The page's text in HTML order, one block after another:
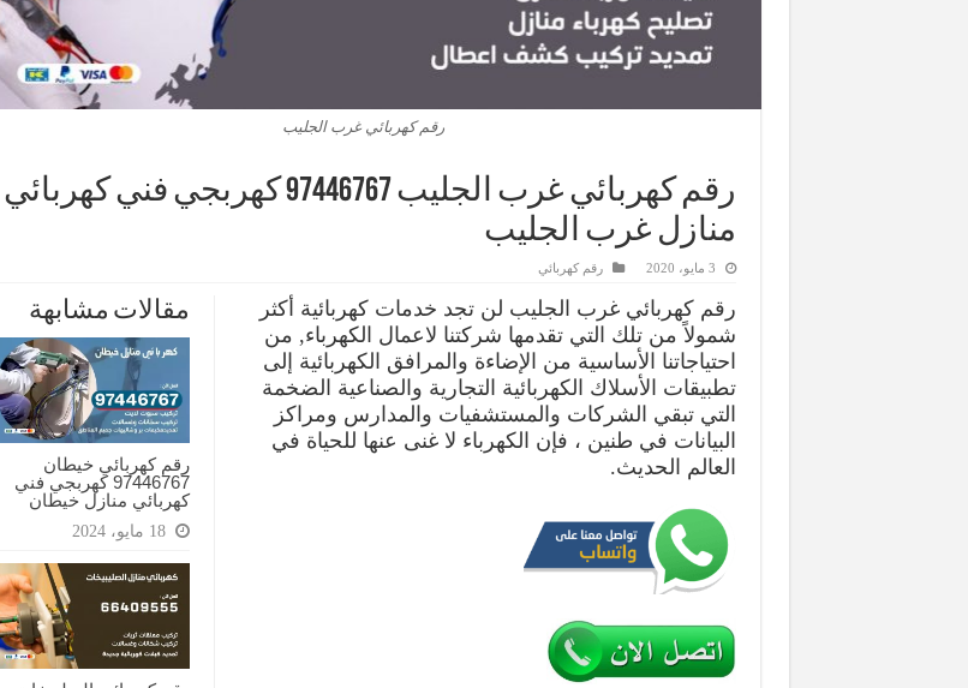
رقم كهربائي غرب الجليب
رقم كهربائي غرب الجليب 97446767‬ كهربجي فني كهربائي
منازل غرب الجليب
3 مايو، 2020 رقم كهربائي
مقالات مشابهة
رقم كهربائي خيطان
97446767‬ كهربجي فني
كهربائي منازل خيطان
18 مايو، 2024
رقم كهربائي غرب الجليب لن تجد خدمات كهربائية أكثر
شمولاً من تلك التي تقدمها شركتنا لاعمال الكهرباء, من
احتياجاتنا الأساسية من الإضاءة والمرافق الكهربائية إلى
تطبيقات الأسلاك الكهربائية التجارية والصناعية الضخمة
التي تبقي الشركات والمستشفيات والمدارس ومراكز
البيانات في طنين ، فإن الكهرباء لا غنى عنها للحياة في
العالم الحديث.